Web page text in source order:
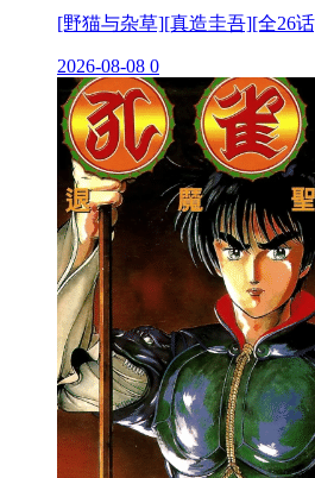
[野猫与杂草][真造圭吾][全26
2026-08-08 0